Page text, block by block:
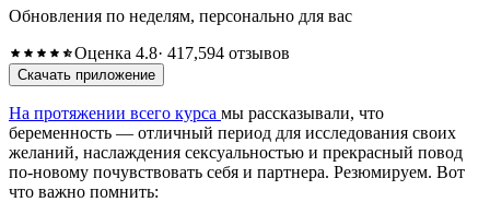
Обновления по неделям, персонально для вас
Оценка 4.8· 417,594 отзывов
Скачать приложение
На протяжении всего курса мы рассказывали, что
беременность — отличный период для исследования своих
желаний, наслаждения сексуальностью и прекрасный повод
по-новому почувствовать себя и партнера. Резюмируем. Вот
что важно помнить: